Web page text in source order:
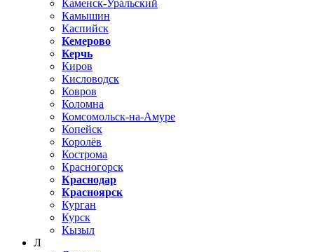
Каменск-Уральский
Камышин
Каспийск
Кемерово
Керчь
Киров
Кисловодск
Ковров
Коломна
Комсомольск-на-Амуре
Копейск
Королёв
Кострома
Красногорск
Краснодар
Красноярск
Курган
Курск
Кызыл
Л